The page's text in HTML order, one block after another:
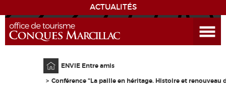
ACTUALITÉS
ENVIEDE...
DÉCOUVRIR LA DESTINATION
ENVIE Entre amis
Conférence "La paille en héritage. Histoire et renouveau